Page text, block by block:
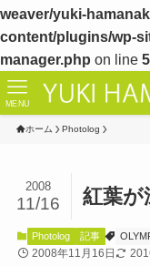
weaver/yuki-
content/plugins/wp-
manager.php on line
MENU
ホーム Photolog
紅葉が
2008
11/16
Photolog 記事
2008年11月16日